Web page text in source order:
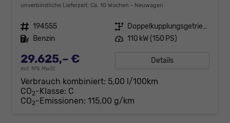
unverbindliche Lieferzeit: Ca. 10 Wochen Neuwagen
Fahrzeugnr. 194555 Getriebe
Doppelkupplungsgetriebe (DSG)
Kraftstoff Benzin Leistung 110 kW (150 PS)
29.625,– €
incl. 19% MwSt.
Details
Verbrauch kombiniert: 5,00 l/100km
CO2-Klasse: C
CO2-Emissionen: 115,00 g/km